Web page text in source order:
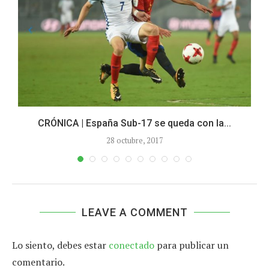
CRÓNICA | España Sub-17 se queda con la...
28 octubre, 2017
LEAVE A COMMENT
Lo siento, debes estar conectado para publicar un
comentario.